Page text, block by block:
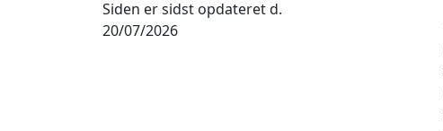
Siden er sidst opdateret d.
20/07/2026